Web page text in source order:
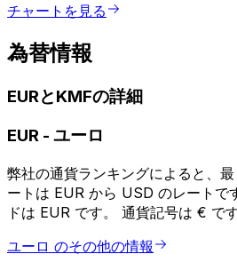
チャートを見る
為替情報
EURとKMFの詳細
EUR - ユーロ
弊社の通貨ランキングによると、
ートは EUR から USD のレートで
ドは EUR です。 通貨記号は € です
ユーロ のその他の情報